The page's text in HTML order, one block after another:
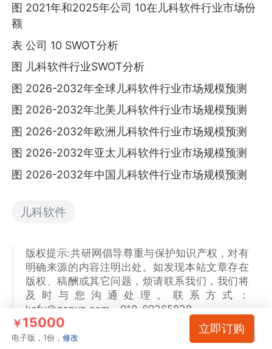
图 2021年和2025年公司 10在儿科软件行业市场份
额
表 公司 10 SWOT分析
图 儿科软件行业SWOT分析
图 2026-2032年全球儿科软件行业市场规模预测
图 2026-2032年北美儿科软件行业市场规模预测
图 2026-2032年欧洲儿科软件行业市场规模预测
图 2026-2032年亚太儿科软件行业市场规模预测
图 2026-2032年中国儿科软件行业市场规模预测
儿科软件
版权提示:共研网倡导尊重与保护知识产权，对有
明确来源的内容注明出处。如发现本站文章存在
版权、稿酬或其它问题，烦请联系我们，我们将
及时与您沟通处理。联系方式：
kefu@gonyn.com、010-69365838。
￥15000
电子版，1份，修改
立即订购